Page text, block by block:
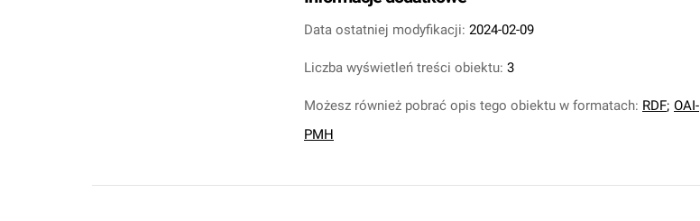
Data ostatniej modyfikacji: 2024-02-09
Liczba wyświetleń treści obiektu: 3
Możesz również pobrać opis tego obiektu w formatach: RDF; OAI-
PMH